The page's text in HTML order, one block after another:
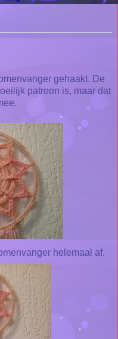
gehaakt. De
patroon is, maar dat
helemaal af.